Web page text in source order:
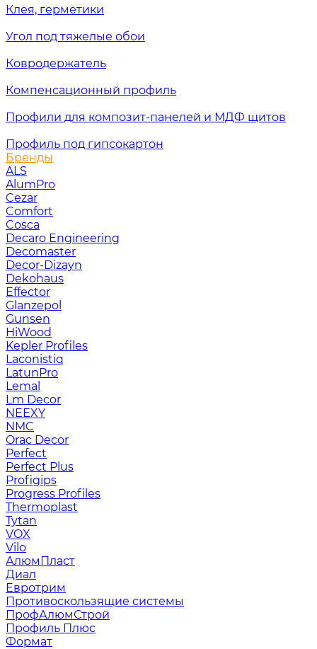
Клея, герметики
Угол под тяжелые обои
Ковродержатель
Компенсационный профиль
Профили для композит-панелей и МДФ щитов
Профиль под гипсокартон
Бренды
ALS
AlumPro
Cezar
Comfort
Cosca
Decaro Engineering
Decomaster
Decor-Dizayn
Dekohaus
Effector
Glanzepol
Gunsen
HiWood
Kepler Profiles
Laconistiq
LatunPro
Lemal
Lm Decor
NEEXY
NMC
Orac Decor
Perfect
Perfect Plus
Profigips
Progress Profiles
Thermoplast
Tytan
VOX
Vilo
АлюмПласт
Диал
Евротрим
Противоскользящие системы
ПрофАлюмСтрой
Профиль Плюс
Формат